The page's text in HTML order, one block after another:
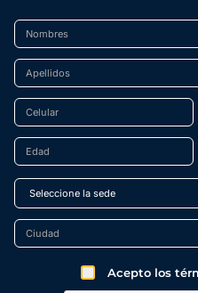
Acepto los